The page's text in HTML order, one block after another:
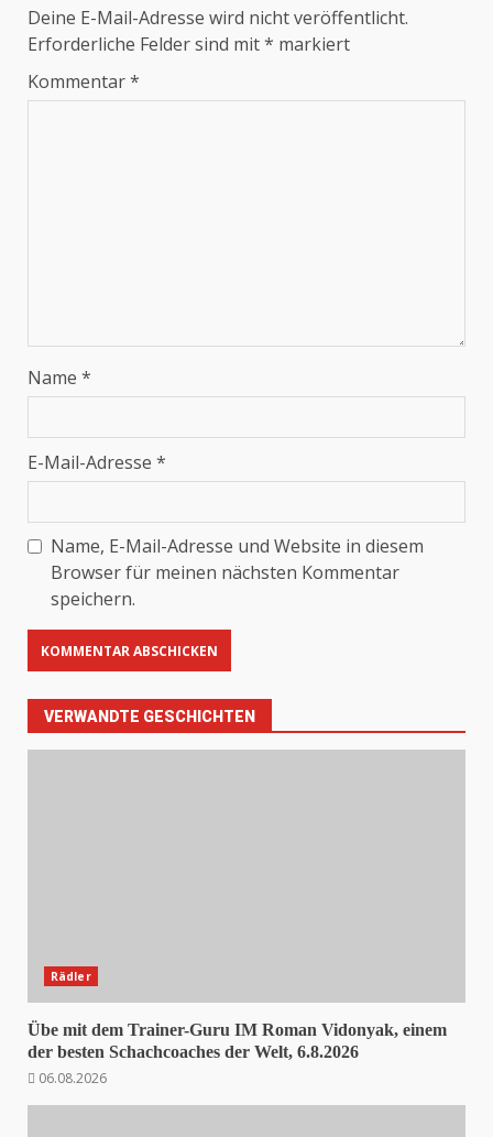
Deine E-Mail-Adresse wird nicht veröffentlicht.
Erforderliche Felder sind mit* markiert
Kommentar*
Name *
E-Mail-Adresse *
Name, E-Mail-Adresse und Website in diesem
Browser für meinen nächsten Kommentar
speichern.
VERWANDTE GESCHICHTEN
Rädler
Übe mit dem Trainer-Guru IM Roman Vidonyak, einem
der besten Schachcoaches der Welt, 6.8.2026
06.08.2026